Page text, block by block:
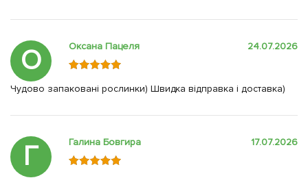
О Оксана Пацеля 24.07.2026
Чудово запаковані рослинки) Швидка відправка і доставка)
Г Галина Бовгира 17.07.2026